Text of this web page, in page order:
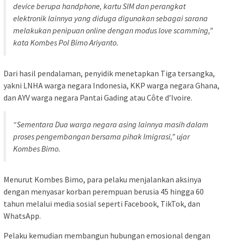
device berupa handphone, kartu SIM dan perangkat
elektronik lainnya yang diduga digunakan sebagai sarana
melakukan penipuan online dengan modus love scamming,”
kata Kombes Pol Bimo Ariyanto.
Dari hasil pendalaman, penyidik menetapkan Tiga tersangka,
yakni LNHA warga negara Indonesia, KKP warga negara Ghana,
dan AYV warga negara Pantai Gading atau Côte d’Ivoire.
“Sementara Dua warga negara asing lainnya masih dalam
proses pengembangan bersama pihak Imigrasi,” ujar
Kombes Bimo.
Menurut Kombes Bimo, para pelaku menjalankan aksinya
dengan menyasar korban perempuan berusia 45 hingga 60
tahun melalui media sosial seperti Facebook, TikTok, dan
WhatsApp.
Pelaku kemudian membangun hubungan emosional dengan